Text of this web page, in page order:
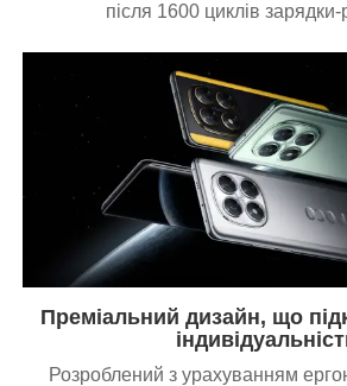
після 1600 циклів
Преміальний дизайн, що
Розроблений з урахуванням